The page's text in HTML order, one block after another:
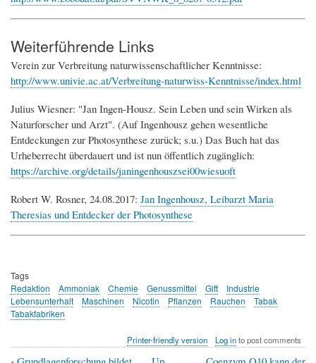
Weiterführende Links
Verein zur Verbreitung naturwissenschaftlicher Kenntnisse:
http://www.univie.ac.at/Verbreitung-naturwiss-Kenntnisse/index.html
Julius Wiesner: "Jan Ingen-Housz. Sein Leben und sein Wirken als
Naturforscher und Arzt". (Auf Ingenhousz gehen wesentliche
Entdeckungen zur Photosynthese zurück; s.u.) Das Buch hat das
Urheberrecht überdauert und ist nun öffentlich zugänglich:
https://archive.org/details/janingenhouszsei00wiesuoft
Robert W. Rosner, 24.08.2017: Jan Ingenhousz, Leibarzt Maria
Theresias und Entdecker der Photosynthese
Tags
Redaktion
Ammoniak Chemie Genussmittel Gift
Industrie
Lebensunterhalt
Maschinen Nicotin Pflanzen Rauchen
Tabak
Tabakfabriken
Printer-friendly version Log into post comments